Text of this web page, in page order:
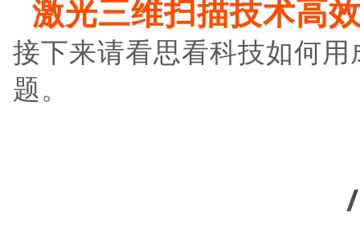
激光三维扫描技术高
接下来请看思看科技如何用
题。